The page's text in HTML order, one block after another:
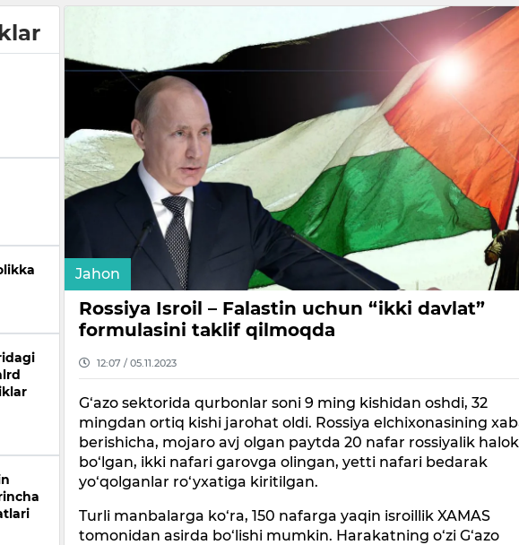
Jahon
Rossiya Isroil – Falastin uchun “ikki davlat”
formulasini taklif qilmoqda
12:07 / 05.11.2023
G‘azo sektorida qurbonlar soni 9 ming kishidan oshdi, 32
mingdan ortiq kishi jarohat oldi. Rossiya elchixonasining
berishicha, mojaro avj olgan paytda 20 nafar rossiyalik halok
bo‘lgan, ikki nafari garovga olingan, yetti nafari bedarak
yo‘qolganlar ro‘yxatiga kiritilgan.
Turli manbalarga ko‘ra, 150 nafarga yaqin isroillik XAMAS
tomonidan asirda bo‘lishi mumkin. Harakatning o‘zi G‘azo